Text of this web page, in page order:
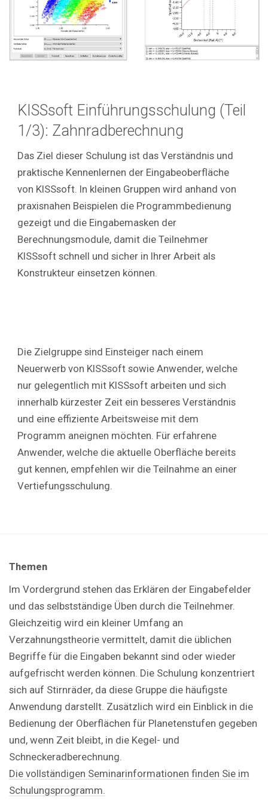
KISSsoft Einführungsschulung (Teil
1/3): Zahnradberechnung
Das Ziel dieser Schulung ist das Verständnis und
praktische Kennenlernen der Eingabeoberfläche
von KISSsoft. In kleinen Gruppen wird anhand von
praxisnahen Beispielen die Programmbedienung
gezeigt und die Eingabemasken der
Berechnungsmodule, damit die Teilnehmer
KISSsoft schnell und sicher in Ihrer Arbeit als
Konstrukteur einsetzen können.
Die Zielgruppe sind Einsteiger nach einem
Neuerwerb von KISSsoft sowie Anwender, welche
nur gelegentlich mit KISSsoft arbeiten und sich
innerhalb kürzester Zeit ein besseres Verständnis
und eine effiziente Arbeitsweise mit dem
Programm aneignen möchten. Für erfahrene
Anwender, welche die aktuelle Oberfläche bereits
gut kennen, empfehlen wir die Teilnahme an einer
Vertiefungsschulung.
Themen
Im Vordergrund stehen das Erklären der Eingabefelder
und das selbstständige Üben durch die Teilnehmer.
Gleichzeitig wird ein kleiner Umfang an
Verzahnungstheorie vermittelt, damit die üblichen
Begriffe für die Eingaben bekannt sind oder wieder
aufgefrischt werden können. Die Schulung konzentriert
sich auf Stirnräder, da diese Gruppe die häufigste
Anwendung darstellt. Zusätzlich wird ein Einblick in die
Bedienung der Oberflächen für Planetenstufen gegeben
und, wenn Zeit bleibt, in die Kegel- und
Schneckeradberechnung.
Die vollständigen Seminarinformationen finden Sie im
Schulungsprogramm.